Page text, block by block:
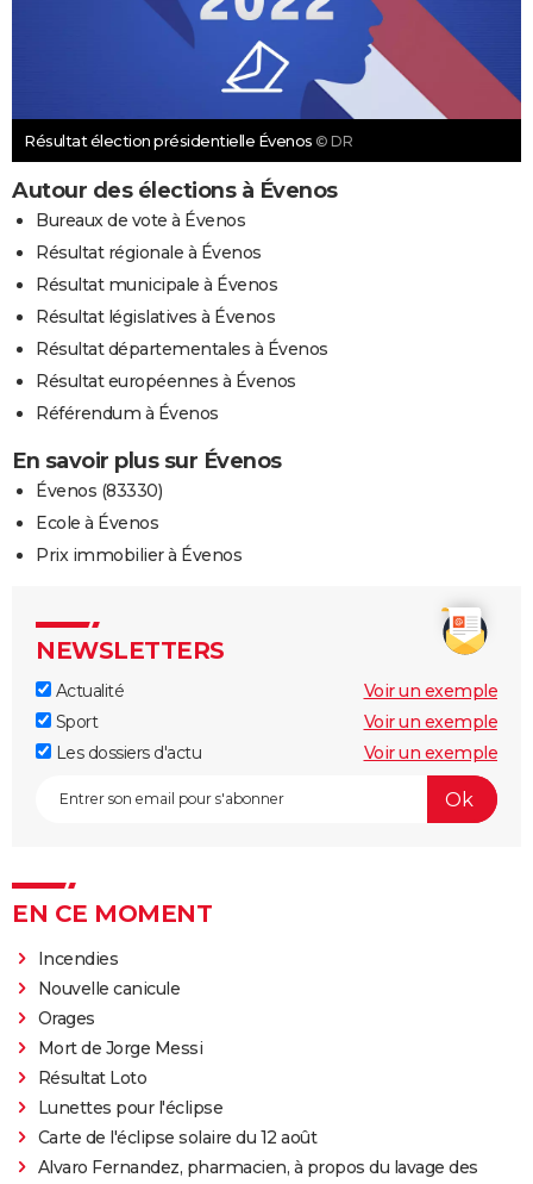
Résultat élection présidentielle Évenos © DR
Autour des élections à Évenos
Bureaux de vote à Évenos
Résultat régionale à Évenos
Résultat municipale à Évenos
Résultat législatives à Évenos
Résultat départementales à Évenos
Résultat européennes à Évenos
Référendum à Évenos
En savoir plus sur Évenos
Évenos (83330)
Ecole à Évenos
Prix immobilier à Évenos
NEWSLETTERS
Actualité
Voir un exemple
Sport
Voir un exemple
Les dossiers d'actu
Voir un exemple
EN CE MOMENT
Incendies
Nouvelle canicule
Orages
Mort de Jorge Messi
Résultat Loto
Lunettes pour l'éclipse
Carte de l'éclipse solaire du 12 août
Alvaro Fernandez, pharmacien, à propos du lavage des